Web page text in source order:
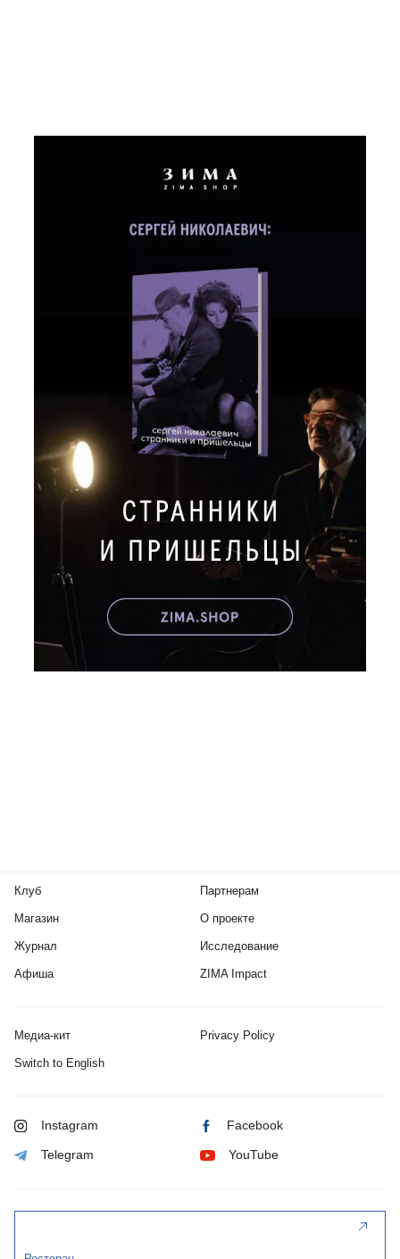
Клуб
Магазин
Журнал
Афиша
Партнерам
О проекте
Исследование
ZIMA Impact
Медиа-кит Privacy Policy
Switch to English
Instagram Facebook
Telegram YouTube